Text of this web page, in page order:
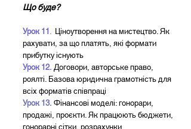
Що буде?
Урок 11
Ціноутворення на мистецтво. Як
рахувати, за що платять, які формати
прибутку існують
Урок 12. Договори, авторське право,
роялті. Базова юридична грамотність для
всіх форматів співпраці
Урок 13. Фінансові моделі: гонорари,
продажі, проєкти. Як працюють бюджети,
гонорарні сітки, розрахунки